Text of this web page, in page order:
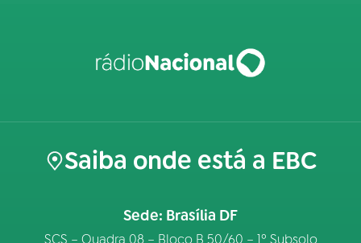
Saiba onde está a EBC
Sede: Brasília DF
SCS – Quadra 08 – Bloco B 50/60 – 1º Subsolo